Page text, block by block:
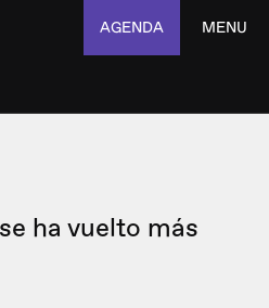
AGENDA MENU
ha vuelto más